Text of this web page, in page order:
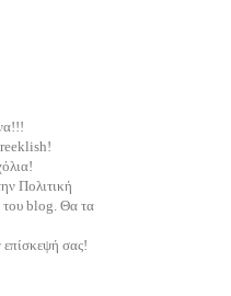
Πολιτική
του blog. Θα τα
επίσκεψή σας!